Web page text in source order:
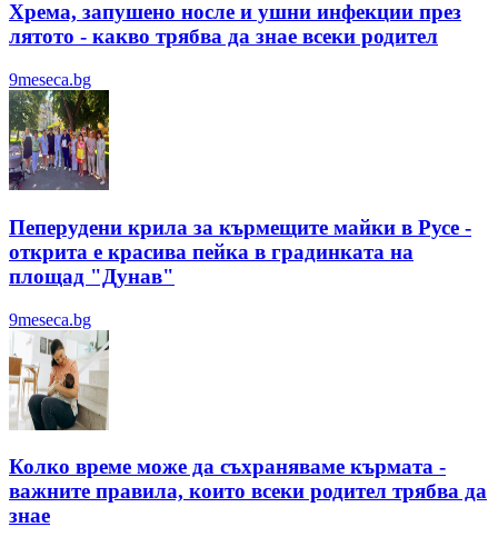
Хрема, запушено носле и ушни инфекции през
лятотo - какво трябва да знае всеки родител
9meseca.bg
Пеперудени крила за кърмещите майки в Русе -
открита е красива пейка в градинката на
площад "Дунав"
9meseca.bg
Колко време може да съхраняваме кърмата -
важните правила, които всеки родител трябва да
знае